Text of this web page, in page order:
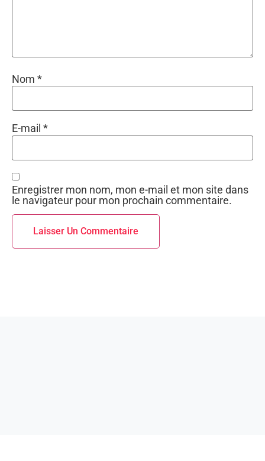
Nom *
E-mail *
Enregistrer mon nom, mon e-mail et mon site dans
le navigateur pour mon prochain commentaire.